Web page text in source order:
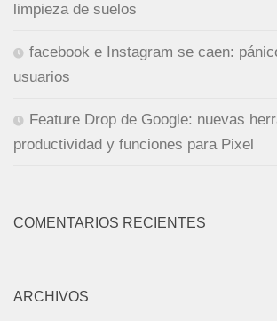
limpieza de suelos
facebook e Instagram se caen:
usuarios
Feature Drop de Google: nuevas
productividad y funciones para Pixel
COMENTARIOS RECIENTES
ARCHIVOS